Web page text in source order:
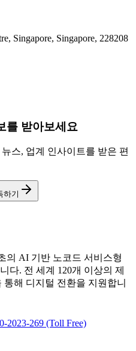
Singapore, Singapore, 228208
를 받아보세요
스, 업계 인사이트를 받은 편
하기
의 AI 기반 노코드 서비스형
다. 전 세계 120개 이상의 제
해 디지털 전환을 지원합니
2023-269 (Toll Free)